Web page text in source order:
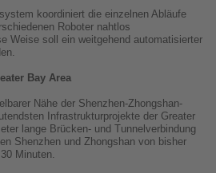
koordiniert die einzelnen Abläufe
Roboter nahtlos
Weise soll ein weitgehend automatisierter
Bay Area
Nähe der Shenzhen-Zhongshan-
Infrastrukturprojekte der Greater
lange Brücken- und Tunnelverbindung
Shenzhen und Zhongshan von bisher
Minuten.